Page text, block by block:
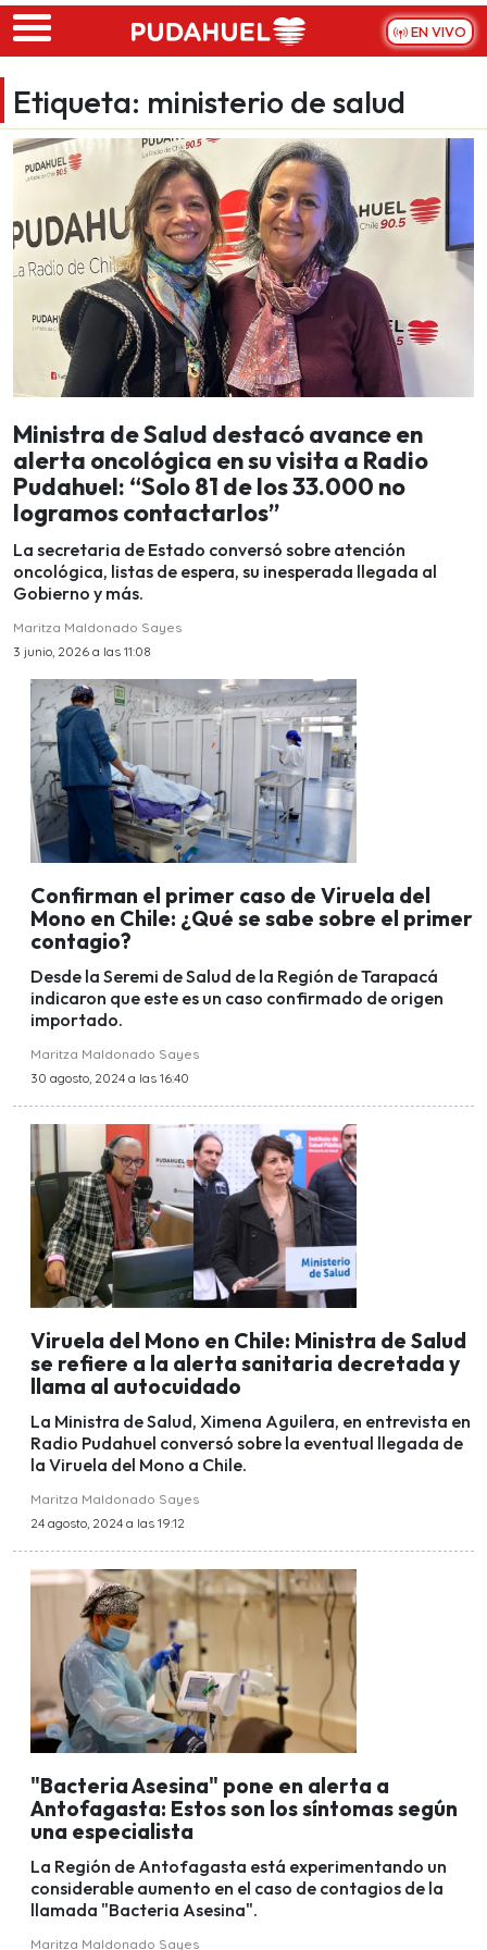
Skip to main content
EN VIVO
Etiqueta: ministerio de salud
Ministra de Salud destacó avance en
alerta oncológica en su visita a Radio
Pudahuel: “Solo 81 de los 33.000 no
logramos contactarlos”
La secretaria de Estado conversó sobre atención
oncológica, listas de espera, su inesperada llegada al
Gobierno y más.
Maritza Maldonado Sayes
3 junio, 2026 a las 11:08
Confirman el primer caso de Viruela del
Mono en Chile: ¿Qué se sabe sobre el primer
contagio?
Desde la Seremi de Salud de la Región de Tarapacá
indicaron que este es un caso confirmado de origen
importado.
Maritza Maldonado Sayes
30 agosto, 2024 a las 16:40
Viruela del Mono en Chile: Ministra de Salud
se refiere a la alerta sanitaria decretada y
llama al autocuidado
La Ministra de Salud, Ximena Aguilera, en entrevista en
Radio Pudahuel conversó sobre la eventual llegada de
la Viruela del Mono a Chile.
Maritza Maldonado Sayes
24 agosto, 2024 a las 19:12
"Bacteria Asesina" pone en alerta a
Antofagasta: Estos son los síntomas según
una especialista
La Región de Antofagasta está experimentando un
considerable aumento en el caso de contagios de la
llamada "Bacteria Asesina".
Maritza Maldonado Sayes